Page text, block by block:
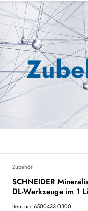
Zubehör
SCHNEIDER
DL-Werkzeuge im 1
Item no: 6500433.0300